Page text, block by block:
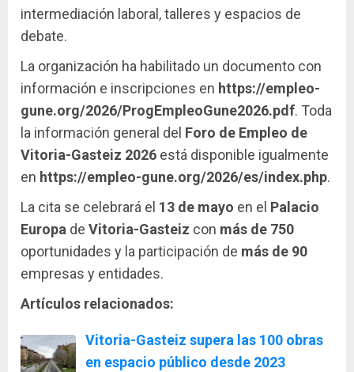
intermediación laboral, talleres y espacios de
debate.
La organización ha habilitado un documento con
información e inscripciones en https://empleo-
gune.org/2026/ProgEmpleoGune2026.pdf. Toda
la información general del Foro de Empleo de
Vitoria-Gasteiz 2026 está disponible igualmente
en https://empleo-gune.org/2026/es/index.php.
La cita se celebrará el 13 de mayo en el Palacio
Europa de Vitoria-Gasteiz con más de 750
oportunidades y la participación de más de 90
empresas y entidades.
Artículos relacionados:
Vitoria-Gasteiz supera las 100 obras
en espacio público desde 2023